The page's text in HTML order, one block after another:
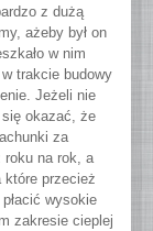
z dużą
ażeby był on
w nim
trakcie budowy
Jeżeli nie
okazać, że
za
roku na rok, a
które przecież
wysokie
zakresie cieplej